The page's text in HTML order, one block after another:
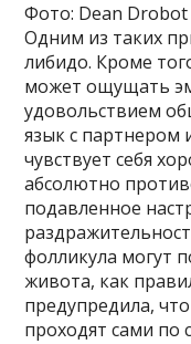
Фото: Dean
Одним из таких
либидо. Кроме
может ощущать
удовольствием
язык с
чувствует себя
абсолютно
подавленное
фолликула могут
живота, как
предупредила,
проходят сами по